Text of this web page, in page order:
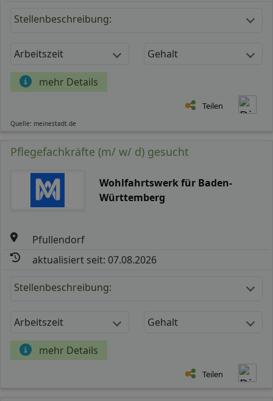
Stellenbeschreibung:
Arbeitszeit Gehalt
mehr Details
Teilen
Quelle: meinestadt.de
Pflegefachkräfte (m/ w/ d) gesucht
Wohlfahrtswerk für Baden-
Württemberg
Pfullendorf
aktualisiert seit: 07.08.2026
Stellenbeschreibung:
Arbeitszeit Gehalt
mehr Details
Teilen